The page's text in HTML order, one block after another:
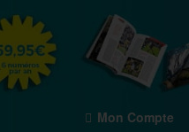
Mon Compte